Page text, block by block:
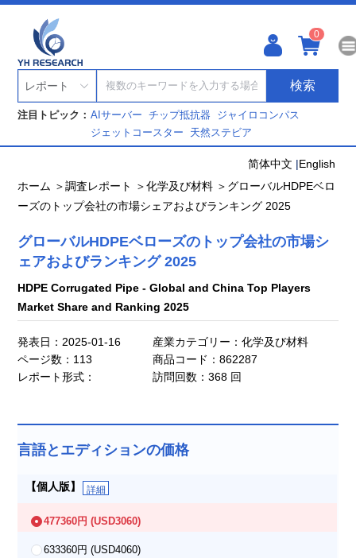
0
レポート 検索
注目トピック： AIサーバーチップ抵抗器 ジャイロコンパス
ジェットコースター 天然ステビア
简体中文 |English
ホーム ＞調査レポート ＞化学及び材料 ＞ グローバルHDPEベロ
ーズのトップ会社の市場シェアおよびランキング 2025
グローバルHDPEベローズのトップ会社の市場シ
ェアおよびランキング 2025
HDPE Corrugated Pipe - Global and China Top Players
Market Share and Ranking 2025
発表日：2025-01-16
産業カテゴリー：化学及び材料
ページ数：113
商品コード：862287
レポート形式：
訪問回数：368 回
言語とエディションの価格
【個人版】 詳細
477360円(USD3060)
633360円(USD4060)